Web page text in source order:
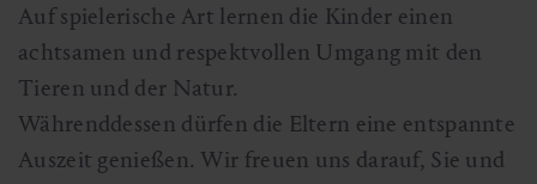
Auf spielerische Art lernen die Kinder einen
achtsamen und respektvollen Umgang mit den
Tieren und der Natur.
Währenddessen dürfen die Eltern eine entspannte
Auszeit genießen. Wir freuen uns darauf, Sie und